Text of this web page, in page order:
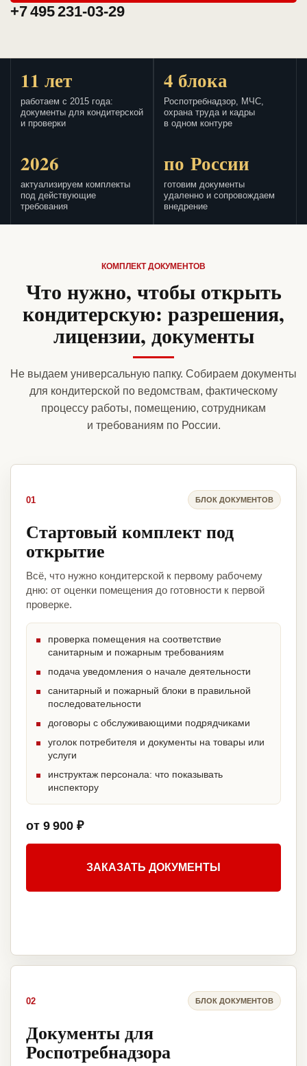
+7 495 231-03-29
11 лет
работаем с 2015 года:
документы для кондитерской
и проверки
4 блока
Роспотребнадзор, МЧС,
охрана труда и кадры
в одном контуре
2026
актуализируем комплекты
под действующие
требования
по России
готовим документы
удаленно и сопровождаем
внедрение
КОМПЛЕКТ ДОКУМЕНТОВ
Что нужно, чтобы открыть
кондитерскую: разрешения,
лицензии, документы
Не выдаем универсальную папку. Собираем документы
для кондитерской по ведомствам, фактическому
процессу работы, помещению, сотрудникам
и требованиям по России.
01 БЛОК ДОКУМЕНТОВ
Стартовый комплект под
открытие
Всё, что нужно кондитерской к первому рабочему
дню: от оценки помещения до готовности к первой
проверке.
проверка помещения на соответствие
санитарным и пожарным требованиям
подача уведомления о начале деятельности
санитарный и пожарный блоки в правильной
последовательности
договоры с обслуживающими подрядчиками
уголок потребителя и документы на товары или
услуги
инструктаж персонала: что показывать
инспектору
от 9 900 ₽
ЗАКАЗАТЬ ДОКУМЕНТЫ
02 БЛОК ДОКУМЕНТОВ
Документы для
Роспотребнадзора